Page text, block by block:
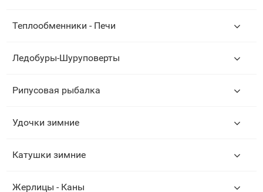
Теплообменники - Печи
Ледобуры-Шуруповерты
Рипусовая рыбалка
Удочки зимние
Катушки зимние
Жерлицы - Каны